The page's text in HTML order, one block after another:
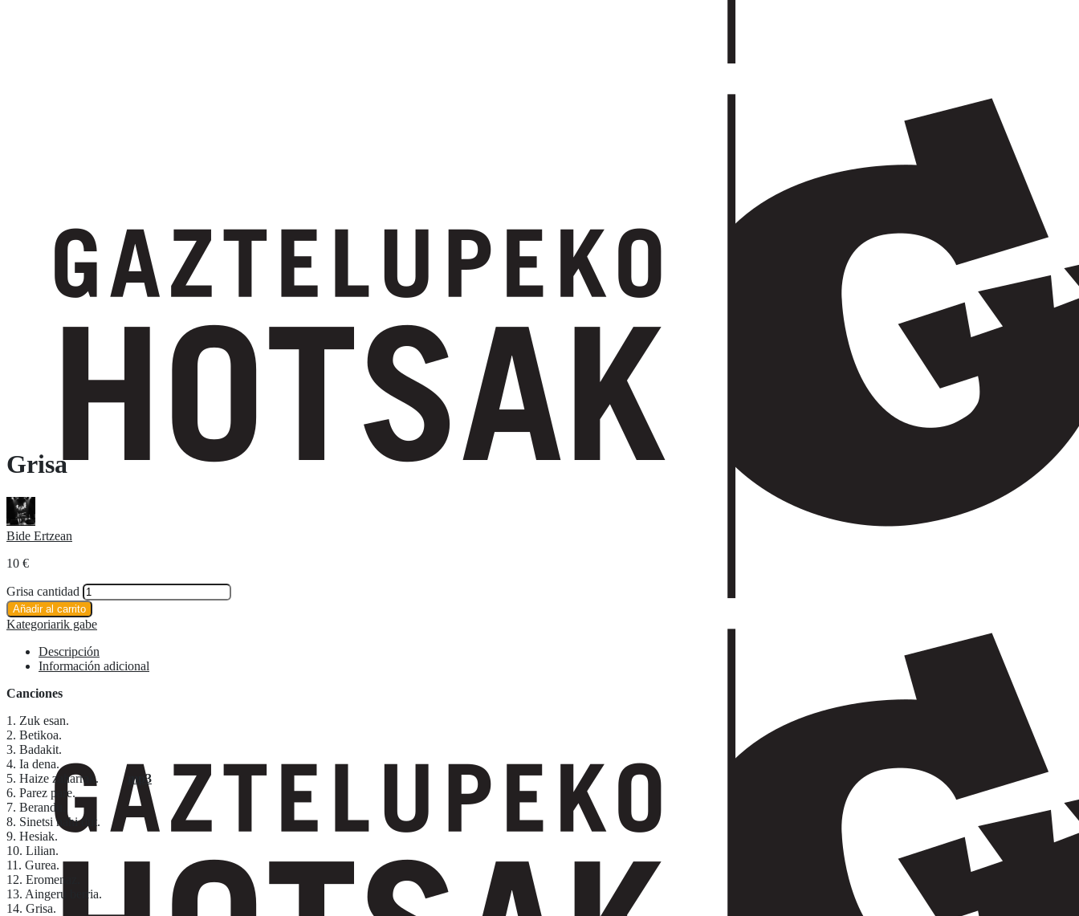
Grisa
Bide Ertzean
10 €
Grisa cantidad
Añadir al carrito
Kategoriarik gabe
Descripción
Información adicional
Canciones
1. Zuk esan.
2. Betikoa.
3. Badakit.
4. Ia dena.
5. Haize zaharrak.
mp3
6. Parez pare.
7. Berandu.
8. Sinetsi nahi dut.
9. Hesiak.
10. Lilian.
11. Gurea.
12. Eromenaz.
13. Aingeru berria.
14. Grisa.